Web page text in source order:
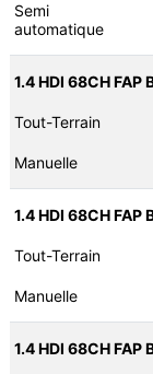
Semi
automatique
1.4 HDI 68CH
Tout-Terrain
Manuelle
1.4 HDI 68CH
Tout-Terrain
Manuelle
1.4 HDI 68CH FAP